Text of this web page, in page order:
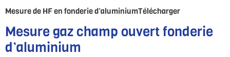
Mesure de HF en fonderie d’aluminiumTélécharger
Mesure gaz champ ouvert fonderie
d’aluminium